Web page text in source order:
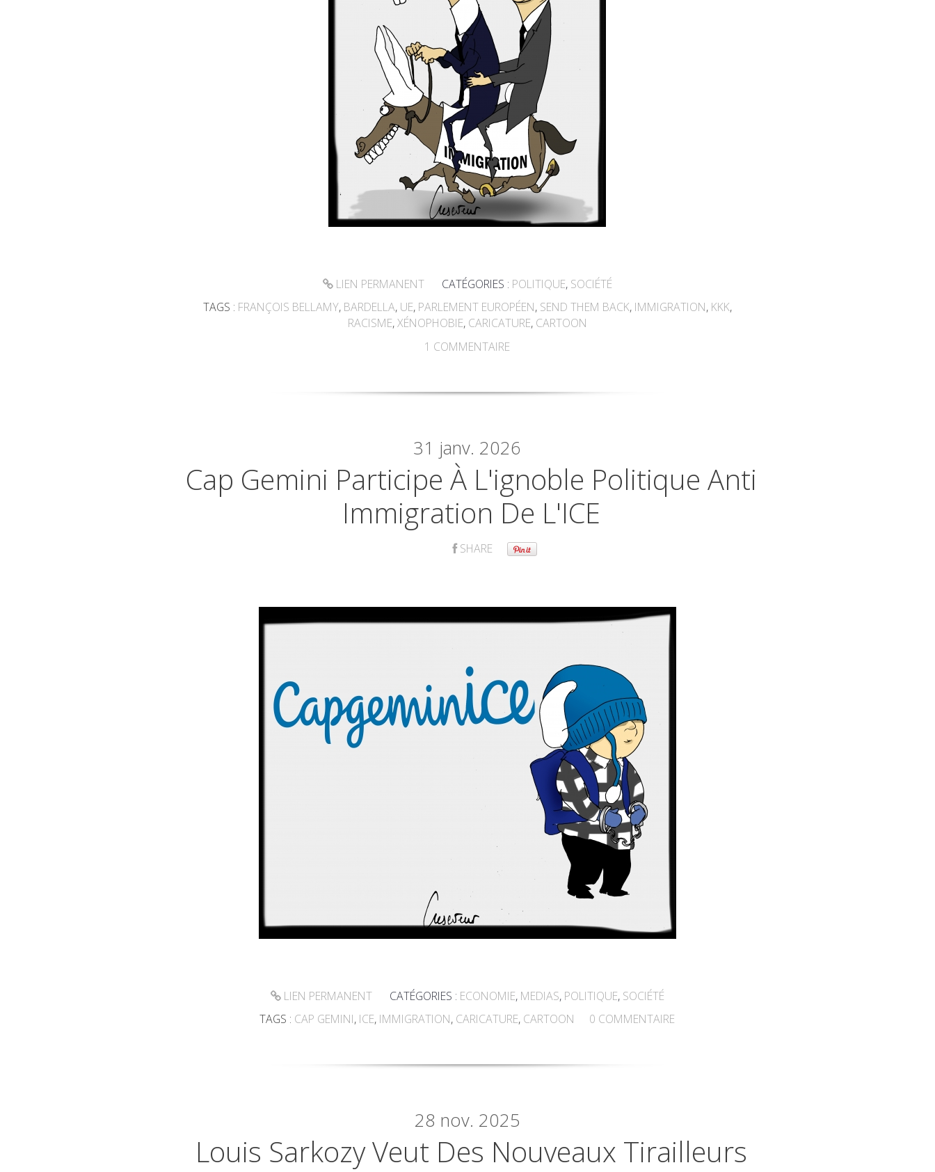
LIEN PERMANENT CATÉGORIES : POLITIQUE, SOCIÉTÉ
TAGS : FRANÇOIS BELLAMY, BARDELLA, UE, PARLEMENT EUROPÉEN, SEND THEM BACK, IMMIGRATION, KKK,
RACISME,XÉNOPHOBIE, CARICATURE, CARTOON
1 COMMENTAIRE
31 janv. 2026
Cap Gemini Participe À L'ignoble Politique Anti
Immigration De L'ICE
SHARE
LIEN PERMANENT CATÉGORIES : ECONOMIE, MEDIAS, POLITIQUE, SOCIÉTÉ
TAGS : CAP GEMINI, ICE, IMMIGRATION, CARICATURE, CARTOON 0 COMMENTAIRE
28 nov. 2025
Louis Sarkozy Veut Des Nouveaux Tirailleurs